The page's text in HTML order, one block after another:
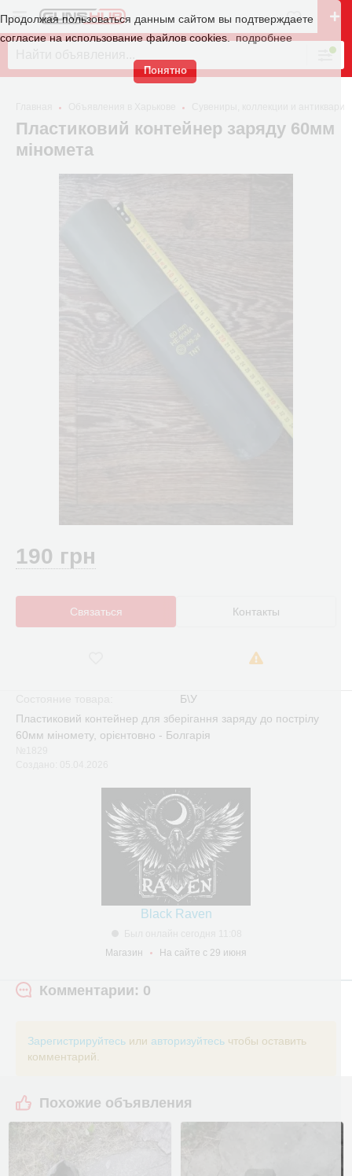
Продолжая пользоваться данным сайтом вы подтверждаете
согласие на использование файлов cookies.
подробнее
Понятно
Сувениры, коллекции и
Пластиковий контейнер заряду 60мм
міномета
190 грн
Связаться Контакты
Б\У
Пластиковий контейнер для зберігання заряду до пострілу
60мм міномету, орієнтовно - Болгарія
Black Raven
Магазин
На сайте с 29 июня
Комментарии: 0
Зарегистрируйтесь или авторизуйтесь чтобы оставить
комментарий.
Похожие объявления